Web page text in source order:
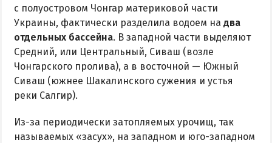
Генический маяк
ПИТАНИЕ
РАЗВЛЕЧЕНИЯ
Аквапарк
Сафари-Парк
с полуостровом Чонгар материковой части
Украины, фактически разделила водоем на два
отдельных бассейна. В западной части выделяют
Средний, или Центральный, Сиваш (возле
Чонгарского пролива), а в восточной — Южный
Сиваш (южнее Шакалинского сужения и устья
реки Салгир).
Из-за периодически затопляемых урочищ, так
называемых «засух», на западном и юго-западном